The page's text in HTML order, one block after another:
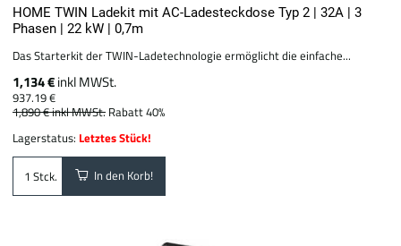
HOME TWIN Ladekit mit AC-Ladesteckdose Typ 2 | 32A | 3
Phasen | 22 kW | 0,7m
Das Starterkit der TWIN-Ladetechnologie ermöglicht die einfache...
1,134 €inkl MWSt.
937.19 €
1,890 €inkl MWSt. Rabatt 40%
Lagerstatus: Letztes Stück!
Stck. In den Korb!